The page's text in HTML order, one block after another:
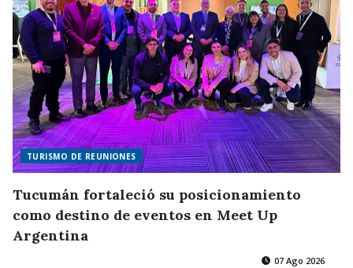
TURISMO DE REUNIONES
Tucumán fortaleció su posicionamiento
como destino de eventos en Meet Up
Argentina
07 Ago 2026